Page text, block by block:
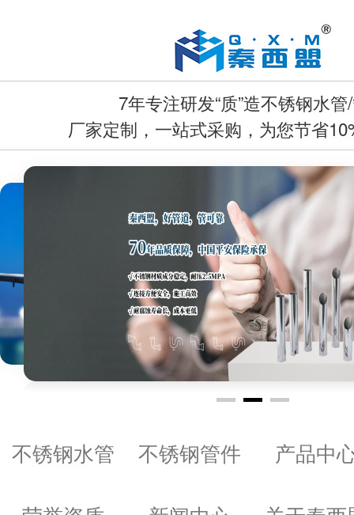
7年专注研发“质”造不锈钢水
厂家定制，一站式采购，为您节省
不锈钢水管 不锈钢管件 产品中